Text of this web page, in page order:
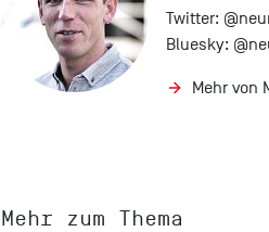
Twitter:
Bluesky:
Mehr von
Mehr zum Thema